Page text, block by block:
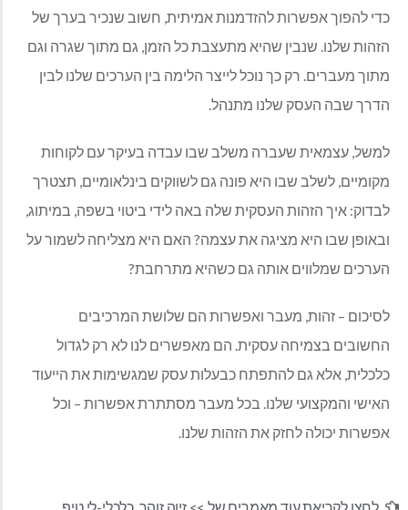
כדי להפוך אפשרות להזדמנות אמיתית, חשוב שנכיר בערך של
הזהות שלנו. שנבין שהיא מתעצבת כל הזמן, גם מתוך שגרה וגם
מתוך מעברים. רק כך נוכל לייצר הלימה בין הערכים שלנו לבין
הדרך שבה העסק שלנו מתנהל.
למשל, עצמאית שעברה משלב שבו עבדה בעיקר עם לקוחות
מקומיים, לשלב שבו היא פונה גם לשווקים בינלאומיים, תצטרך
לבדוק: איך הזהות העסקית שלה באה לידי ביטוי בשפה, במיתוג,
ובאופן שבו היא מציגה את עצמה? האם היא מצליחה לשמור על
הערכים שמלווים אותה גם כשהיא מתרחבת?
לסיכום – זהות, מעבר ואפשרות הם שלושת המרכיבים
החשובים בצמיחה עסקית. הם מאפשרים לנו לא רק לגדול
כלכלית, אלא גם להתפתח כבעלות עסק שמגשימות את הייעוד
האישי והמקצועי שלנו. בכל מעבר מסתתרת אפשרות – וכל
אפשרות יכולה לחזק את הזהות שלנו.